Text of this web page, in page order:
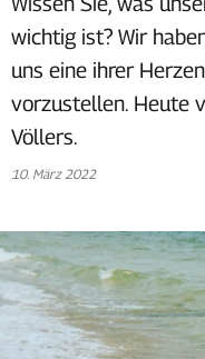
wichtig ist? Wir
uns eine ihrer
vorzustellen. Heute
Völlers.
10. März 2022